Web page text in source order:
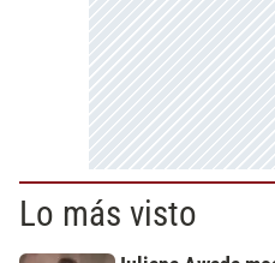
Lo más visto